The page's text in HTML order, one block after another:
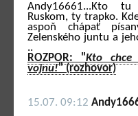
Andy16661...Kto
Ruskom, ty trapko.
aspoň chápať
Zelenského juntu a
..
ROZPOR: "Kto
vojnu!" (rozhovor)
15.07. 09:12